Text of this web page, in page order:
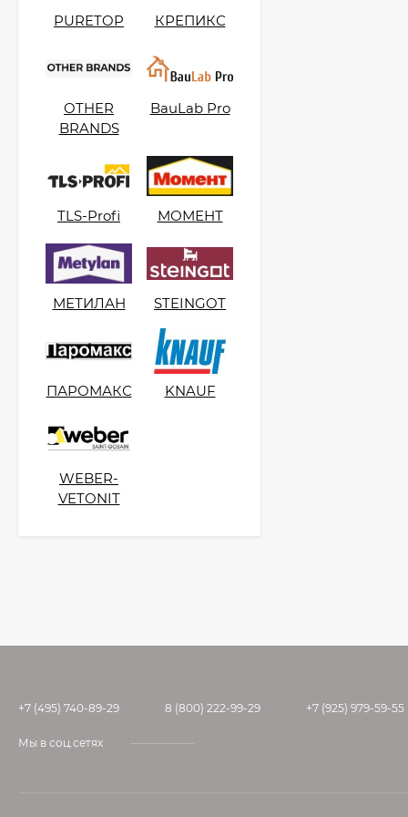
Затирка цветная
эпоксидная 1 кг.
2 050
Kerabellezza Губка из
фиброволокна для
затирки
210 ₽
PURETOP КРЕПИКС
OTHER
BRANDS
BauLab Pro
TLS-Profi МОМЕНТ
МЕТИЛАН STEINGOT
ПАРОМАКС KNAUF
WEBER-
VETONIT
+7 (495) 740-89-29 8 (800) 222-99-29 +7 (925) 979-59-55
Мы в соц.сетях